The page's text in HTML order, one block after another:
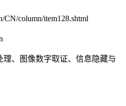
CN/column/item128.shtml
、图像数字取证、信息隐藏与